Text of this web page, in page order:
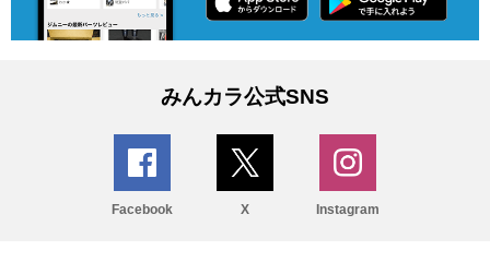
みんカラ公式SNS
Facebook X Instagram